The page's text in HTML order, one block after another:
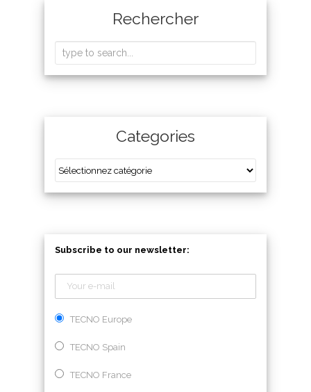
Rechercher
Categories
Subscribe to our newsletter:
TECNO Europe
TECNO Spain
TECNO France